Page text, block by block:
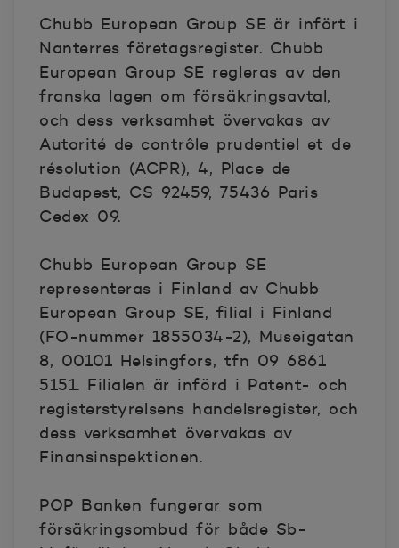
Chubb European Group SE är infört i
Nanterres företagsregister. Chubb
European Group SE regleras av den
franska lagen om försäkringsavtal,
och dess verksamhet övervakas av
Autorité de contrôle prudentiel et de
résolution (ACPR), 4, Place de
Budapest, CS 92459, 75436 Paris
Cedex 09.
Chubb European Group SE
representeras i Finland av Chubb
European Group SE, filial i Finland
(FO-nummer 1855034-2), Museigatan
8, 00101 Helsingfors, tfn 09 6861
5151. Filialen är införd i Patent- och
registerstyrelsens handelsregister, och
dess verksamhet övervakas av
Finansinspektionen.
POP Banken fungerar som
försäkringsombud för både Sb-